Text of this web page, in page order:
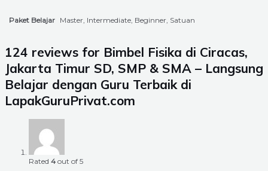
Paket Belajar Master, Intermediate, Beginner, Satuan
124 reviews for Bimbel Fisika di Ciracas,
Jakarta Timur SD, SMP & SMA – Langsung
Belajar dengan Guru Terbaik di
LapakGuruPrivat.com
Rated 4 out of 5